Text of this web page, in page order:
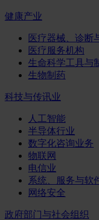
健康产业
医疗器械、诊断
医疗服务机构
生命科学工具与
生物制药
科技与传讯业
人工智能
半导体行业
数字化咨询业务
物联网
电信业
系统、服务与软
网络安全
政府部门与社会组织